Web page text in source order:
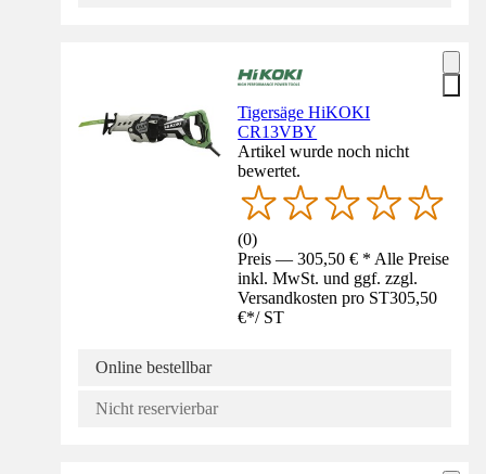
Tigersäge HiKOKI
CR13VBY
Artikel wurde noch nicht
bewertet.
(0)
Preis — 305,50 € * Alle Preise
inkl. MwSt. und ggf. zzgl.
Versandkosten pro ST305,50
€*/ ST
Online bestellbar
Nicht reservierbar